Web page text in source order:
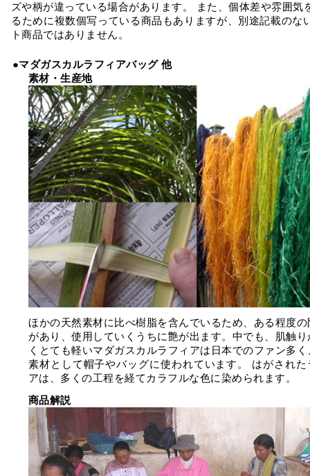
ズや柄が違っている場合があります。 また、個体差や雰囲気
るために複数個写っている商品もありますが、別途記載のな
ト商品ではありません。
●マダガスカルラフィアバッグ 他
素材・生産地
ほかの天然素材に比べ樹脂を含んでいるため、ある程度
があり、使用していくうちに艶が出ます。中でも、肌触
くとても軽いマダガスカルラフィアは日本でのファン多
素材として帽子やバッグに使われています。 はがされた
アは、多くの工程を経てカラフルな色に染められます。
商品解説